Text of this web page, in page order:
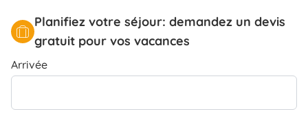
Planifiez votre séjour: demandez un devis
gratuit pour vos vacances
Arrivée